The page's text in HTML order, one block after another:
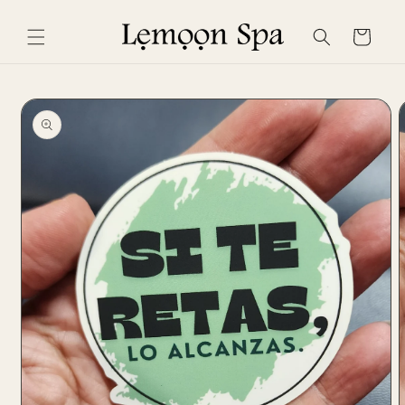
content
Cart
Skip to
product
information